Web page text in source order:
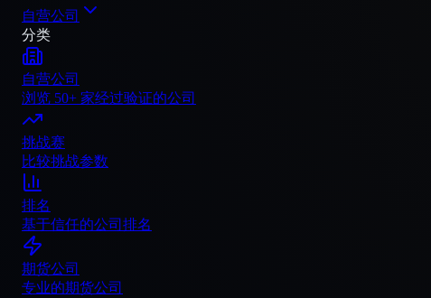
自营公司
分类
自营公司
浏览 50+ 家经过验证的公司
挑战赛
比较挑战参数
排名
基于信任的公司排名
期货公司
专业的期货公司